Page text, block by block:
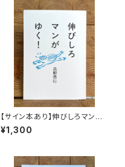
【サイン本あり】伸びしろマンが
ゆく！
¥1,300